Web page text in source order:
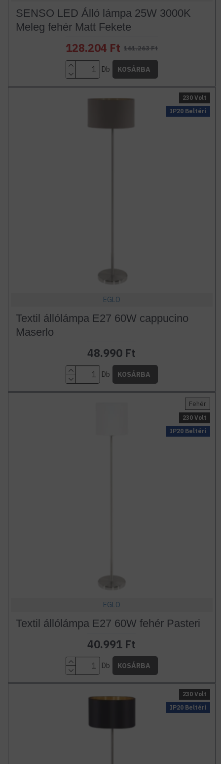
SENSO LED Álló lámpa 25W 3000K
Meleg fehér Matt Fekete
128.204 Ft 161.263 Ft
Db KOSÁRBA
IP20 Beltéri
230 Volt
EGLO
Textil állólámpa E27 60W cappucino
Maserlo
48.990 Ft
Db KOSÁRBA
IP20 Beltéri
Fehér
230 Volt
EGLO
Textil állólámpa E27 60W fehér Pasteri
40.991 Ft
Db KOSÁRBA
IP20 Beltéri
230 Volt